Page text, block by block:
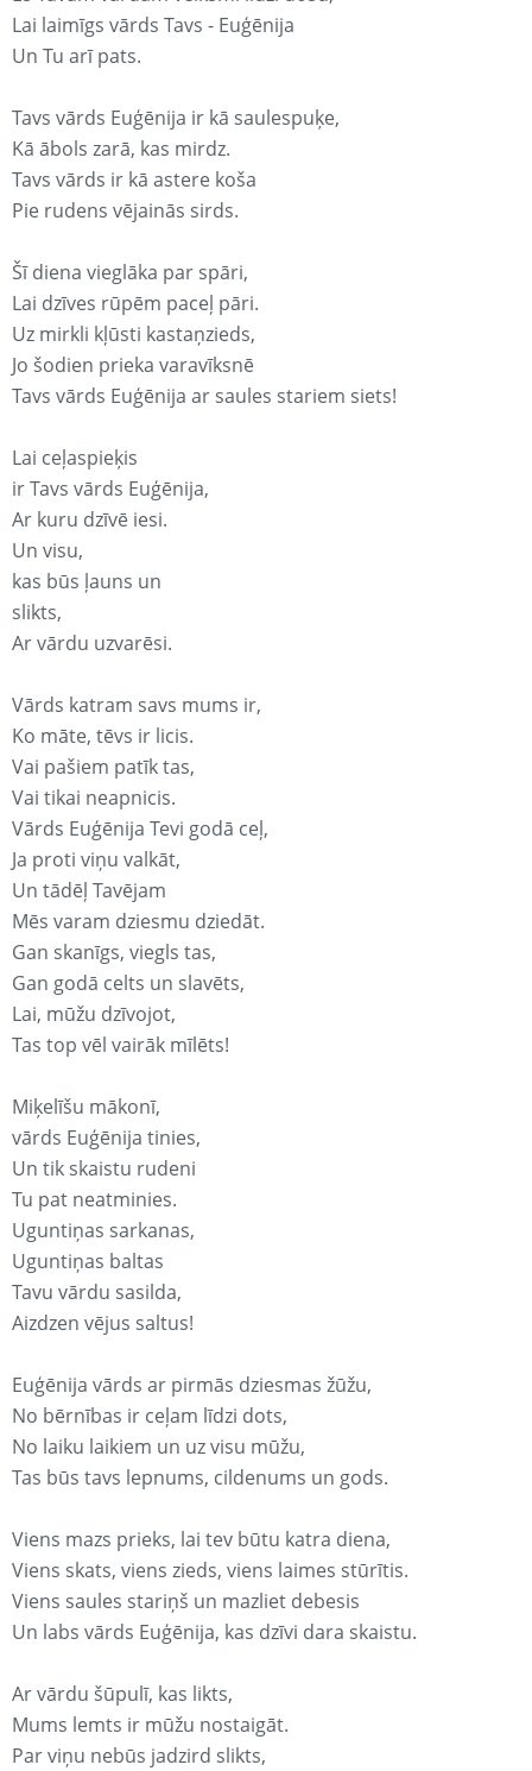
Lai laimīgs vārds Tavs - Euģēnija
Un Tu arī pats.
Tavs vārds Euģēnija ir kā saulespuķe,
Kā ābols zarā, kas mirdz.
Tavs vārds ir kā astere koša
Pie rudens vējainās sirds.
Šī diena vieglāka par spāri,
Lai dzīves rūpēm paceļ pāri.
Uz mirkli kļūsti kastaņzieds,
Jo šodien prieka varavīksnē
Tavs vārds Euģēnija ar saules stariem siets!
Lai ceļaspieķis
ir Tavs vārds Euģēnija,
Ar kuru dzīvē iesi.
Un visu,
kas būs ļauns un
slikts,
Ar vārdu uzvarēsi.
Vārds katram savs mums ir,
Ko māte, tēvs ir licis.
Vai pašiem patīk tas,
Vai tikai neapnicis.
Vārds Euģēnija Tevi godā ceļ,
Ja proti viņu valkāt,
Un tādēļ Tavējam
Mēs varam dziesmu dziedāt.
Gan skanīgs, viegls tas,
Gan godā celts un slavēts,
Lai, mūžu dzīvojot,
Tas top vēl vairāk mīlēts!
Miķelīšu mākonī,
vārds Euģēnija tinies,
Un tik skaistu rudeni
Tu pat neatminies.
Uguntiņas sarkanas,
Uguntiņas baltas
Tavu vārdu sasilda,
Aizdzen vējus saltus!
Euģēnija vārds ar pirmās dziesmas žūžu,
No bērnības ir ceļam līdzi dots,
No laiku laikiem un uz visu mūžu,
Tas būs tavs lepnums, cildenums un gods.
Viens mazs prieks, lai tev būtu katra diena,
Viens skats, viens zieds, viens laimes stūrītis.
Viens saules stariņš un mazliet debesis
Un labs vārds Euģēnija, kas dzīvi dara skaistu.
Ar vārdu šūpulī, kas likts,
Mums lemts ir mūžu nostaigāt.
Par viņu nebūs jadzird slikts,